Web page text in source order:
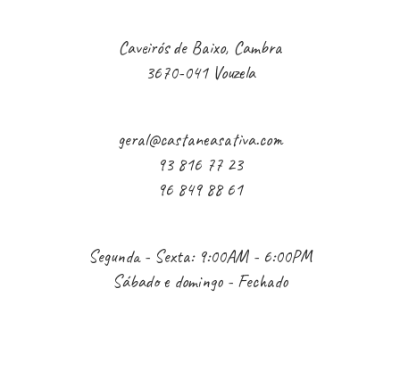
Caveirós de Baixo, Cambra
3670-041 Vouzela
geral@castaneasativa.com
93 816 77 23
96 849 88 61
Segunda - Sexta: 9:00AM - 6:00PM
Sábado e domingo - Fechado